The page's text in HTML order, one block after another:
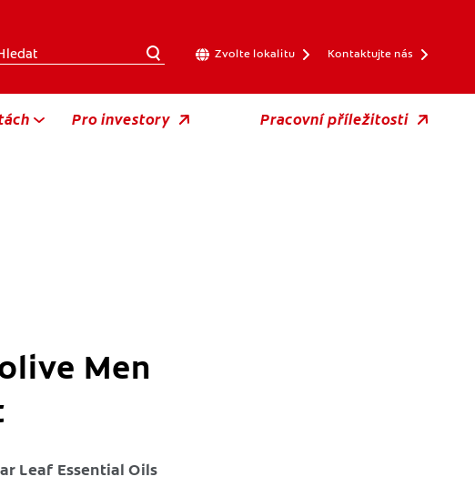
Zvolte lokalitu Kontaktujte nás
Pro investory Pracovní příležitosti
Men
Leaf Essential Oils